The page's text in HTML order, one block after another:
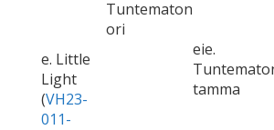
e. Little
Light
(VH23-
011-
Tuntematon
ori
eie.
tamma